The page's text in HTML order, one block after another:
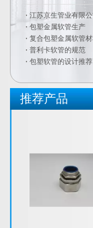
包塑金属软管生产
普利卡软管的规范
包塑软管的设计推荐
推荐产品